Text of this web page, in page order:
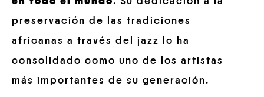
preservación de las tradiciones
africanas a través del jazz lo ha
consolidado como uno de los artistas
más importantes de su generación.